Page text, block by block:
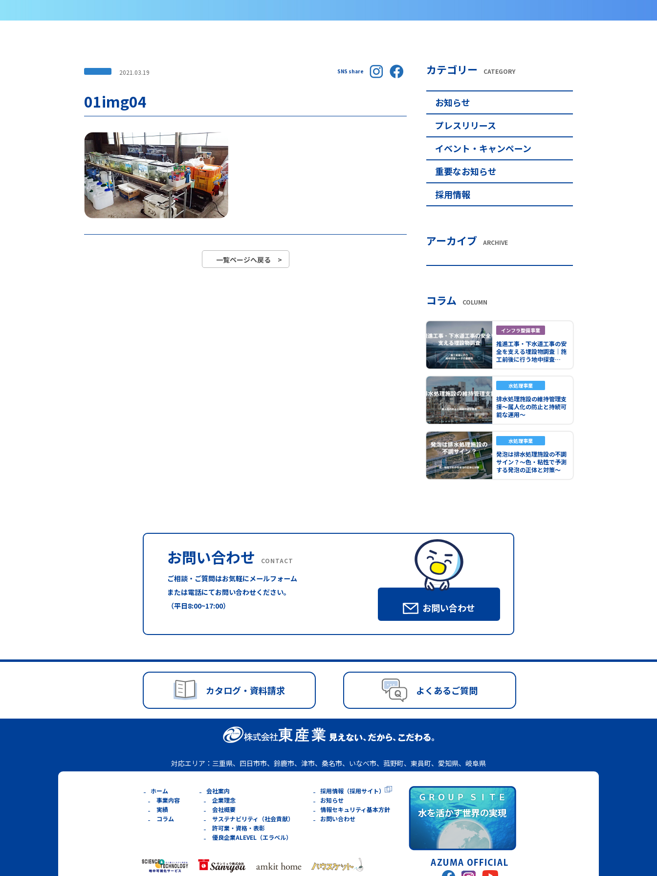
2021.03.19 SNS share
01img04
一覧ページへ戻る >
カテゴリー CATEGORY
お知らせ
プレスリリース
イベント・キャンペーン
重要なお知らせ
採用情報
アーカイブ ARCHIVE
コラム COLUMN
インフラ整備事業
推進工事・下水道工事の安
全を支える埋設物調査｜施
工前後に行う地中探査…
水処理事業
排水処理施設の維持管理支
援～属人化の防止と持続可
能な運用～
水処理事業
発泡は排水処理施設の不調
サイン？～色・粘性で予測
する発泡の正体と対策～
お問い合わせ CONTACT
ご相談・ご質問はお気軽にメールフォーム
または電話にてお問い合わせください。
（平日8:00~17:00）
お問い合わせ
カタログ・資料請求 よくあるご質問
対応エリア： 三重県、四日市市、鈴鹿市、津市、桑名市、いなべ市、菰野町、東員町、愛知県、岐阜県
ホーム
事業内容
実績
コラム
会社案内
企業理念
会社概要
サステナビリティ（社会貢献）
許可業・資格・表彰
優良企業ALEVEL（エラベル）
採用情報（採用サイト）
お知らせ
情報セキュリティ基本方針
お問い合わせ